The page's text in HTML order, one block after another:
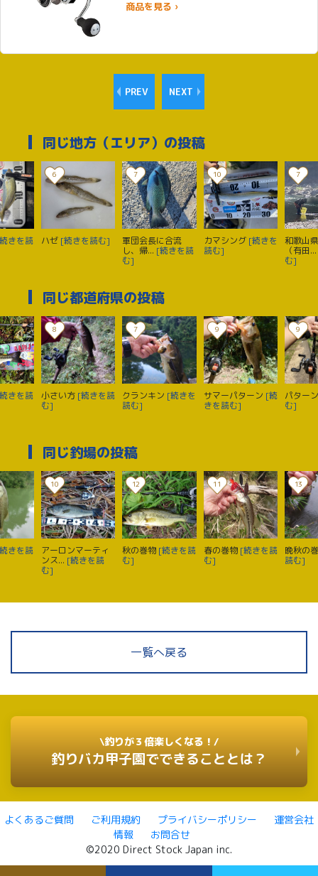
商品を見る ›
PREV NEXT
同じ地方（エリア）の投稿
きを読
6
ハゼ [続きを読む]
7
軍団会長に合流
し、帰... [続きを読
む]
10
カマシング [続きを
読む]
7
和歌山
（有田...
む]
同じ都道府県の投稿
きを読
8
小さい方 [続きを読
む]
7
クランキン [続きを
読む]
9
サマーパターン [続
きを読む]
9
パター
む]
同じ釣場の投稿
きを読
10
アーロンマーティ
ンス... [続きを読
む]
12
秋の巻物 [続きを読
む]
11
春の巻物 [続きを読
む]
13
晩秋の
読む]
一覧へ戻る
\釣りが３倍楽しくなる！/
釣りバカ甲子園でできることとは？
よくあるご質問 ご利用規約 プライバシーポリシー
運営会社
情報
お問合せ
©2020 Direct Stock Japan inc.